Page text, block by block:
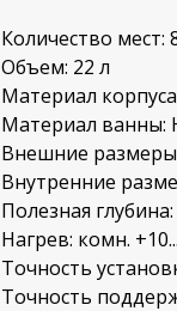
Количество мест:
Объем: 22 л
Материал
Материал ванны:
Внешние
Внутренние
Полезная
Нагрев: комн.
Точность
Точность